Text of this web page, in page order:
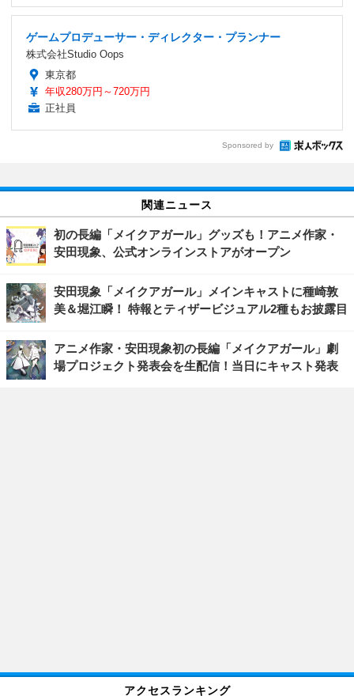
ゲームプロデューサー・ディレクター・プランナー
株式会社Studio Oops
東京都
年収280万円～720万円
正社員
Sponsored by
関連ニュース
初の長編「メイクアガール」グッズも！アニメ作家・
安田現象、公式オンラインストアがオープン
安田現象「メイクアガール」メインキャストに種崎敦
美＆堀江瞬！ 特報とティザービジュアル2種もお披露目
アニメ作家・安田現象初の長編「メイクアガール」劇
場プロジェクト発表会を生配信！当日にキャスト発表
アクセスランキング